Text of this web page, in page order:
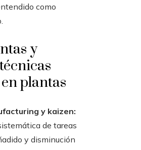
como
y
plantas
y kaizen:
de tareas
y disminución